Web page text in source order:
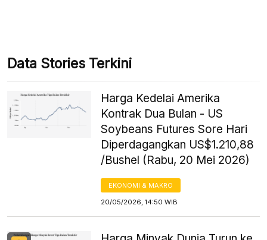
Data Stories Terkini
Harga Kedelai Amerika
Kontrak Dua Bulan - US
Soybeans Futures Sore Hari
Diperdagangkan US$1.210,88
/Bushel (Rabu, 20 Mei 2026)
EKONOMI & MAKRO
20/05/2026, 14:50 WIB